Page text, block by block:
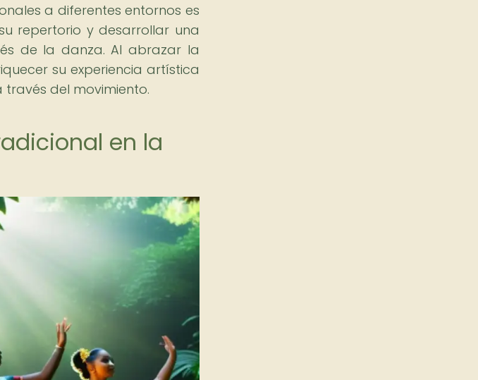
a diferentes entornos es
repertorio y desarrollar una
de la danza. Al abrazar la
su experiencia artística
del movimiento.
en la